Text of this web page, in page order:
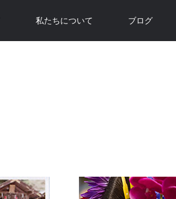
私たちについて ブログ